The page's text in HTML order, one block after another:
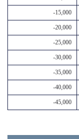
-15,000
-20,000
-25,000
-30,000
-35,000
-40,000
-45,000